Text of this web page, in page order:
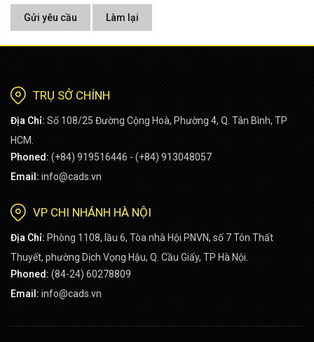
Gửi yêu cầu Làm lại
TRỤ SỞ CHÍNH
Địa Chỉ: Số 108/25 Đường Cộng Hoà, Phường 4, Q. Tân Bình, TP
HCM.
Phoned: (+84) 919516446 - (+84) 913048057
Email: info@cads.vn
VP CHI NHÁNH HÀ NỘI
Địa Chỉ: Phòng 1108, lầu 6, Tòa nhà Hội PNVN, số 7 Tôn Thất
Thuyết, phường Dịch Vọng Hậu, Q. Cầu Giấy, TP Hà Nội.
Phoned: (84-24) 60278809
Email: info@cads.vn